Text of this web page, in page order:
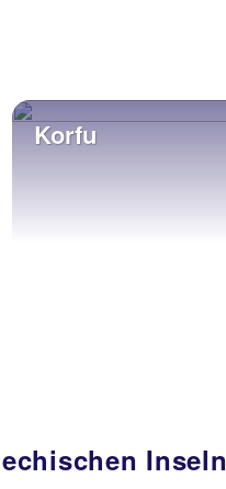
Korfu
Inseln